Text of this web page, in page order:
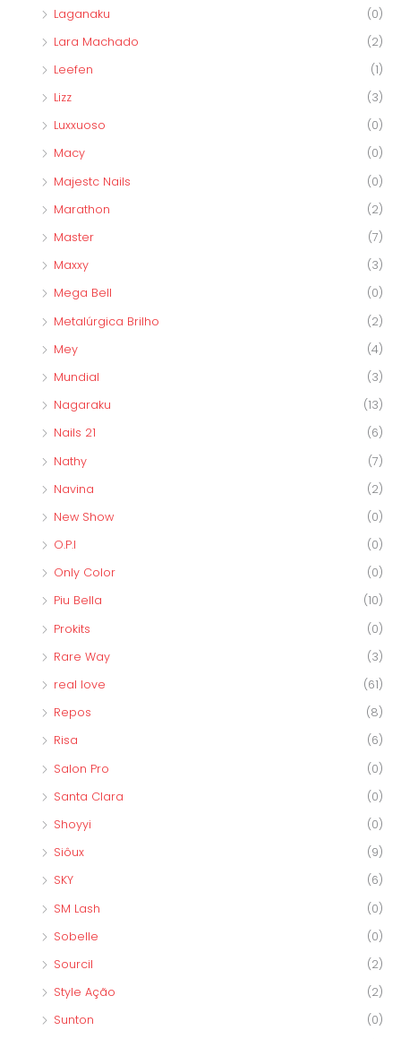
Laganaku
(0)
Lara Machado
(2)
Leefen
(1)
Lizz
(3)
Luxxuoso
(0)
Macy
(0)
Majestc Nails
(0)
Marathon
(2)
Master
(7)
Maxxy
(3)
Mega Bell
(0)
Metalúrgica Brilho
(2)
Mey
(4)
Mundial
(3)
Nagaraku
(13)
Nails 21
(6)
Nathy
(7)
Navina
(2)
New Show
(0)
O.P.I
(0)
Only Color
(0)
Piu Bella
(10)
Prokits
(0)
Rare Way
(3)
real love
(61)
Repos
(8)
Risa
(6)
Salon Pro
(0)
Santa Clara
(0)
Shoyyi
(0)
Siôux
(9)
SKY
(6)
SM Lash
(0)
Sobelle
(0)
Sourcil
(2)
Style Ação
(2)
Sunton
(0)